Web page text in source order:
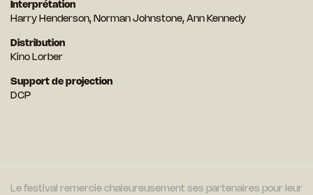
Interprétation
Harry Henderson, Norman Johnstone, Ann Kennedy
Distribution
Kino Lorber
Support de projection
DCP
Le festival remercie chaleureusement ses partenaires pour leur